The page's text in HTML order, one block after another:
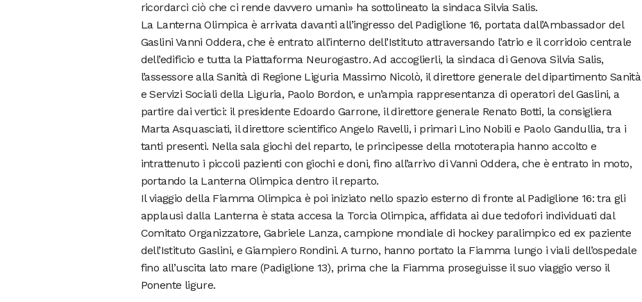
ricordarci ciò che ci rende davvero umani» ha sottolineato la sindaca Silvia Salis.
La Lanterna Olimpica è arrivata davanti all’ingresso del Padiglione 16, portata dall’Ambassador del
Gaslini Vanni Oddera, che è entrato all’interno dell’Istituto attraversando l’atrio e il corridoio centrale
dell’edificio e tutta la Piattaforma Neurogastro. Ad accoglierli, la sindaca di Genova Silvia Salis,
l’assessore alla Sanità di Regione Liguria Massimo Nicolò, il direttore generale del dipartimento Sanità
e Servizi Sociali della Liguria, Paolo Bordon, e un’ampia rappresentanza di operatori del Gaslini, a
partire dai vertici: il presidente Edoardo Garrone, il direttore generale Renato Botti, la consigliera
Marta Asquasciati, il direttore scientifico Angelo Ravelli, i primari Lino Nobili e Paolo Gandullia, tra i
tanti presenti. Nella sala giochi del reparto, le principesse della mototerapia hanno accolto e
intrattenuto i piccoli pazienti con giochi e doni, fino all’arrivo di Vanni Oddera, che è entrato in moto,
portando la Lanterna Olimpica dentro il reparto.
Il viaggio della Fiamma Olimpica è poi iniziato nello spazio esterno di fronte al Padiglione 16: tra gli
applausi dalla Lanterna è stata accesa la Torcia Olimpica, affidata ai due tedofori individuati dal
Comitato Organizzatore, Gabriele Lanza, campione mondiale di hockey paralimpico ed ex paziente
dell’Istituto Gaslini, e Giampiero Rondini. A turno, hanno portato la Fiamma lungo i viali dell’ospedale
fino all’uscita lato mare (Padiglione 13), prima che la Fiamma proseguisse il suo viaggio verso il
Ponente ligure.